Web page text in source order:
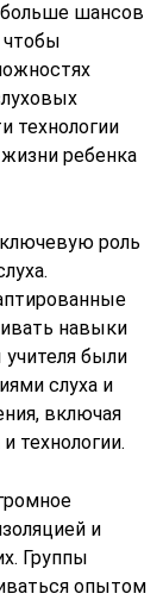
шансов
чтобы
технологии
ребенка
роль
навыки
были
слуха и
включая
технологии.
и
Группы
опытом